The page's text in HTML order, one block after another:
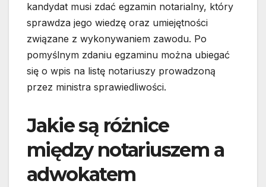
kandydat musi zdać egzamin notarialny, który
sprawdza jego wiedzę oraz umiejętności
związane z wykonywaniem zawodu. Po
pomyślnym zdaniu egzaminu można ubiegać
się o wpis na listę notariuszy prowadzoną
przez ministra sprawiedliwości.
Jakie są różnice
między notariuszem a
adwokatem